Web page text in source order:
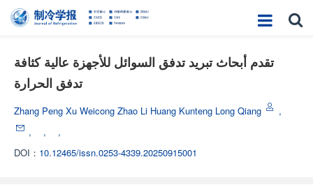
تقدم أبحاث تبريد تدفق السوائل للأجهزة عالية كثافة
تدفق الحرارة
Zhang Peng Xu Weicong Zhao Li Huang Kunteng Long Qiang
,
,
,
,
DOI： 10.12465/issn.0253-4339.20250915001